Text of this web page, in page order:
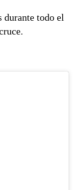
durante todo el